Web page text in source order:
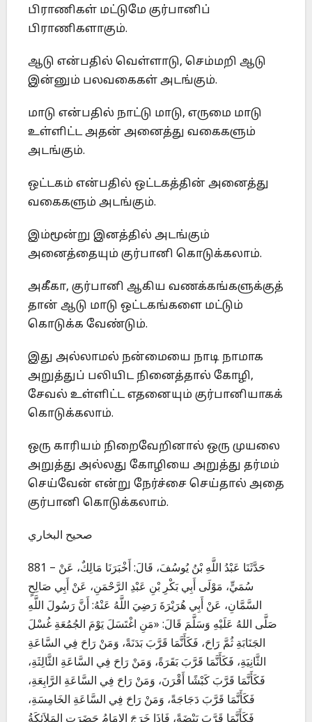
பிராணிகள் மட்டுமே குர்பானிப்
பிராணிகளாகும்.
ஆடு என்பதில் வெள்ளாடு, செம்மறி ஆடு
இன்னும் பலவகைகள் அடங்கும்.
மாடு என்பதில் நாட்டு மாடு, எருமை மாடு
உள்ளிட்ட அதன் அனைத்து வகைகளும்
அடங்கும்.
ஒட்டகம் என்பதில் ஒட்டகத்தின் அனைத்து
வகைகளும் அடங்கும்.
இம்மூன்று இனத்தில் அடங்கும்
அனைத்தையும் குர்பானி கொடுக்கலாம்.
அகீகா, குர்பானி ஆகிய வணக்கங்களுக்குத்
தான் ஆடு மாடு ஒட்டகங்களை மட்டும்
கொடுக்க வேண்டும்.
இது அல்லாமல் நன்மையை நாடி நாமாக
அறுத்துப் பலியிட நினைத்தால் கோழி,
சேவல் உள்ளிட்ட எதனையும் குர்பானியாகக்
கொடுக்கலாம்.
ஒரு காரியம் நிறைவேறினால் ஒரு முயலை
அறுத்து அல்லது கோழியை அறுத்து தர்மம்
செய்வேன் என்று நேர்ச்சை செய்தால் அதை
குர்பானி கொடுக்கலாம்.
صحيح البخاري
881 – حَدَّثَنَا عَبْدُ اللَّهِ بْنُ يُوسُفَ، قَالَ: أَخْبَرَنَا مَالِكٌ، عَنْ
سُمَيٍّ، مَوْلَى أَبِي بَكْرِ بْنِ عَبْدِ الرَّحْمَنِ، عَنْ أَبِي صَالِحٍ
السَّمَّانِ، عَنْ أَبِي هُرَيْرَةَ رَضِيَ اللَّهُ عَنْهُ: أَنَّ رَسُولَ اللَّهِ
صَلَّى اللهُ عَلَيْهِ وَسَلَّمَ قَالَ: «مَنِ اغْتَسَلَ يَوْمَ الجُمُعَةِ غُسْلَ
الجَنَابَةِ ثُمَّ رَاحَ، فَكَأَنَّمَا قَرَّبَ بَدَنَةً، وَمَنْ رَاحَ فِي السَّاعَةِ
الثَّانِيَةِ، فَكَأَنَّمَا قَرَّبَ بَقَرَةً، وَمَنْ رَاحَ فِي السَّاعَةِ الثَّالِثَةِ،
فَكَأَنَّمَا قَرَّبَ كَبْشًا أَقْرَنَ، وَمَنْ رَاحَ فِي السَّاعَةِ الرَّابِعَةِ،
فَكَأَنَّمَا قَرَّبَ دَجَاجَةً، وَمَنْ رَاحَ فِي السَّاعَةِ الخَامِسَةِ،